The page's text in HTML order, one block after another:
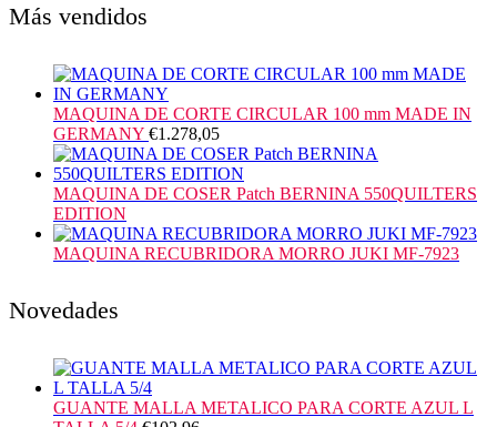
Más vendidos
MAQUINA DE CORTE CIRCULAR 100 mm MADE IN
GERMANY €1.278,05
MAQUINA DE COSER Patch BERNINA 550QUILTERS
EDITION
MAQUINA RECUBRIDORA MORRO JUKI MF-7923
Novedades
GUANTE MALLA METALICO PARA CORTE AZUL L